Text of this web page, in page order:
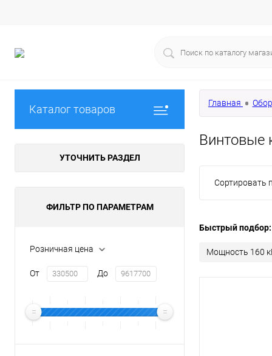
Каталог товаров
УТОЧНИТЬ РАЗДЕЛ
ФИЛЬТР ПО ПАРАМЕТРАМ
Розничная цена
От До
Главная
Винтовые
Сортировать
Быстрый подбор:
Мощность 160